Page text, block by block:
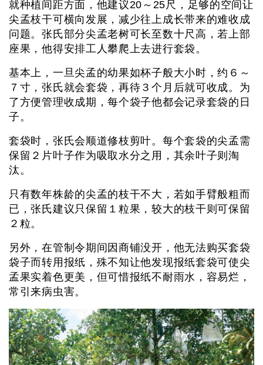
就种植间距方面，他建议20～25尺，足够的空间让
尖孟枝干可横向发展，减少往上成长带来的难收成
问题。张氏部分尖孟老树可长至数十尺高，若上部
座果，他得安排工人攀爬上去进行套袋。
基本上，一旦尖孟的幼果如杯子般大小时，约６～
７寸，张氏就会套袋，再待３个月后就可收成。为
了方便管理收成期，每个袋子他都会记录套袋的日
子。
套袋时，张氏会顺道修枝剪叶。每个套袋的尖孟需
保留２片叶子作为吸取水分之用，其余叶子则淘
汰。
只有数年株龄的尖孟的枝干不大，若如手臂般粗而
已，张氏建议只保留１粒果，较大的枝干则可保留
２粒。
另外，在管制令期间因商铺没开，他无法购买套袋
袋子而转用报纸，殊不知让他发现报纸套袋可使尖
孟果实着色更美，但可惜报纸不耐雨水，容易烂，
常引来病虫害。